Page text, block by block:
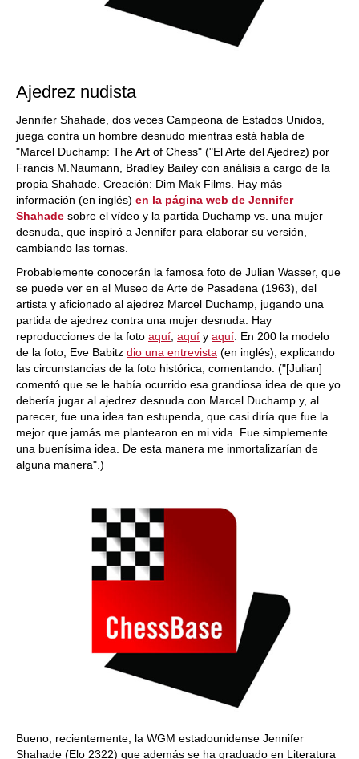
Ajedrez nudista
Jennifer Shahade, dos veces Campeona de Estados Unidos,
juega contra un hombre desnudo mientras está habla de
"Marcel Duchamp: The Art of Chess" ("El Arte del Ajedrez) por
Francis M.Naumann, Bradley Bailey con análisis a cargo de la
propia Shahade. Creación: Dim Mak Films. Hay más
información (en inglés) en la página web de Jennifer
Shahade sobre el vídeo y la partida Duchamp vs. una mujer
desnuda, que inspiró a Jennifer para elaborar su versión,
cambiando las tornas.
Probablemente conocerán la famosa foto de Julian Wasser, que
se puede ver en el Museo de Arte de Pasadena (1963), del
artista y aficionado al ajedrez Marcel Duchamp, jugando una
partida de ajedrez contra una mujer desnuda. Hay
reproducciones de la foto aquí aquí y aquí . En 200 la modelo
de la foto, Eve Babitz dio una entrevista (en inglés), explicando
las circunstancias de la foto histórica, comentando: ("[Julian]
comentó que se le había ocurrido esa grandiosa idea de que yo
debería jugar al ajedrez desnuda con Marcel Duchamp y, al
parecer, fue una idea tan estupenda, que casi diría que fue la
mejor que jamás me plantearon en mi vida. Fue simplemente
una buenísima idea. De esta manera me inmortalizarían de
alguna manera".)
Bueno, recientemente, la WGM estadounidense Jennifer
Shahade (Elo 2322) que además se ha graduado en Literatura